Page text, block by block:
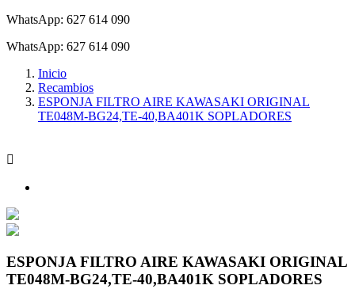
WhatsApp: 627 614 090
WhatsApp: 627 614 090
Inicio
Recambios
ESPONJA FILTRO AIRE KAWASAKI ORIGINAL
TE048M-BG24,TE-40,BA401K SOPLADORES

ESPONJA FILTRO AIRE KAWASAKI ORIGINAL
TE048M-BG24,TE-40,BA401K SOPLADORES